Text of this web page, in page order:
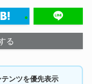
る
ンツを優先表示